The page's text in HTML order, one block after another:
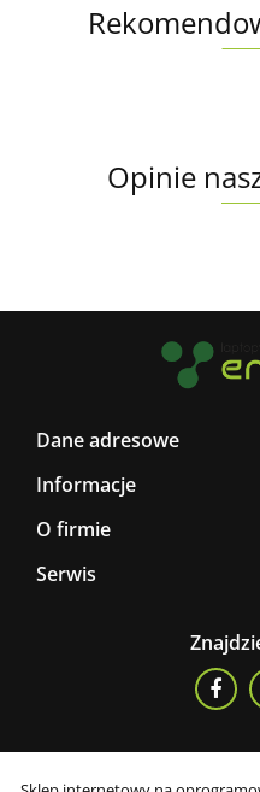
Opinie
Dane adresowe
Informacje
O firmie
Serwis